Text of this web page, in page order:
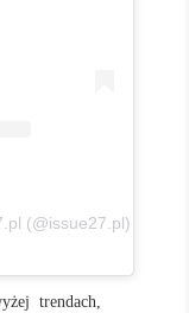
(@issue27.pl)
trendach,